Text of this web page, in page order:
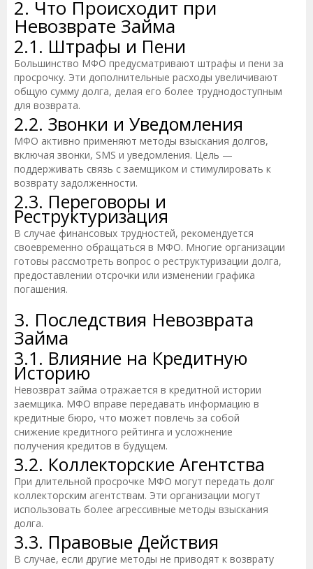
2. Что Происходит при
Невозврате Займа
2.1. Штрафы и Пени
Большинство МФО предусматривают штрафы и пени за
просрочку. Эти дополнительные расходы увеличивают
общую сумму долга, делая его более труднодоступным
для возврата.
2.2. Звонки и Уведомления
МФО активно применяют методы взыскания долгов,
включая звонки, SMS и уведомления. Цель —
поддерживать связь с заемщиком и стимулировать к
возврату задолженности.
2.3. Переговоры и
Реструктуризация
В случае финансовых трудностей, рекомендуется
своевременно обращаться в МФО. Многие организации
готовы рассмотреть вопрос о реструктуризации долга,
предоставлении отсрочки или изменении графика
погашения.
3. Последствия Невозврата
Займа
3.1. Влияние на Кредитную
Историю
Невозврат займа отражается в кредитной истории
заемщика. МФО вправе передавать информацию в
кредитные бюро, что может повлечь за собой
снижение кредитного рейтинга и усложнение
получения кредитов в будущем.
3.2. Коллекторские Агентства
При длительной просрочке МФО могут передать долг
коллекторским агентствам. Эти организации могут
использовать более агрессивные методы взыскания
долга.
3.3. Правовые Действия
В случае, если другие методы не приводят к возврату